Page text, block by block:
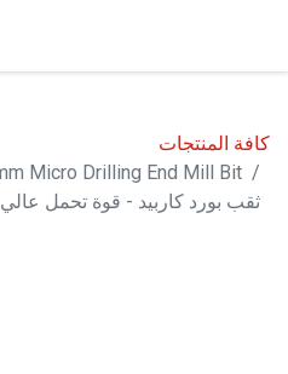
كافة المنتجات
ثقب بورد كاربيد - قوة تحمل عالي